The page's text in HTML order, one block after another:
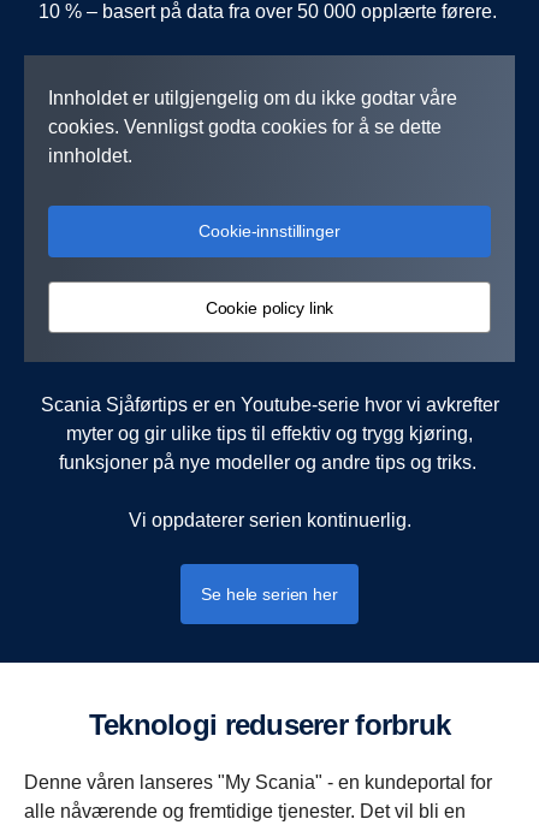
10 % – basert på data fra over 50 000 opplærte førere.
Innholdet er utilgjengelig om du ikke godtar våre
cookies. Vennligst godta cookies for å se dette
innholdet.
Cookie-innstillinger
Cookie policy link
Scania Sjåførtips er en Youtube-serie hvor vi avkrefter
myter og gir ulike tips til effektiv og trygg kjøring,
funksjoner på nye modeller og andre tips og triks.
Vi oppdaterer serien kontinuerlig.
Se hele serien her
Teknologi reduserer forbruk
Denne våren lanseres "My Scania" - en kundeportal for
alle nåværende og fremtidige tjenester. Det vil bli en